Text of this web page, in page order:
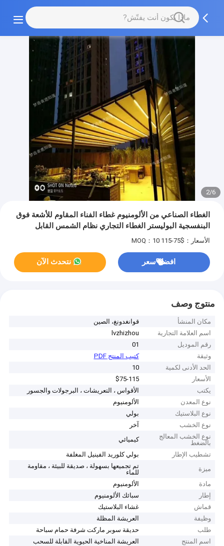
2/6
الغطاء الصناعي من الألومنيوم غطاء الفناء المقاوم للأشعة فوق
البنفسجية البوليستر الغطاء التجاري نظام الشمس القابل
للانسحاب LED
الأسعار：$75-115 MOQ：10
افضل سعر نتحدث الآن
منتوج وصف
مكان المنشأ
قوانغدونغ، الصين
اسم العلامة التجارية
lvzhizhou
رقم الموديل
01
وثيقة
كتيب المنتج PDF
الحد الأدنى لكمية
10
الأسعار
$75-115
يكتب
الأقواس ، التعريشات ، البرجولات والجسور
نوع المعدن
الألومنيوم
نوع البلاستيك
بولي
نوع الخشب
آخر
نوع الخشب المعالج
بالضغط
كيميائي
تشطيب الإطار
بولي كلوريد الفينيل المغلفة
ميزة
تم تجميعها بسهولة ، صديقة للبيئة ، مقاومة
للماء
مادة
الألومنيوم
إطار
سبائك الألومنيوم
قماش
غشاء البلاستيك
وظيفة
العريشة المظلة
طلب
حديقة سوبر ماركت شرفة حمام سباحة
اسم المنتج
العريشة المناخية الحيوية القابلة للسحب